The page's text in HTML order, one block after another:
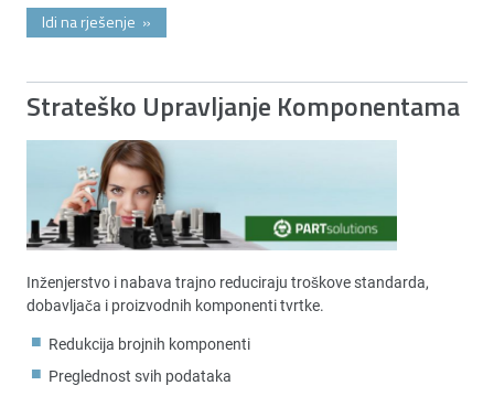
Idi na rješenje »
Strateško Upravljanje Komponentama
Inženjerstvo i nabava trajno reduciraju troškove standarda,
dobavljača i proizvodnih komponenti tvrtke.
Redukcija brojnih komponenti
Preglednost svih podataka